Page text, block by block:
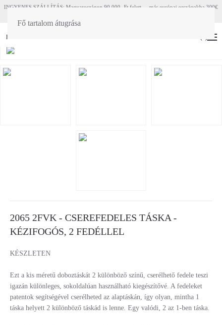
Fő tartalom átugrása
HU
INGYENES SZÁLLÍTÁS: Magyaroszágon 90 000.-Ft felett - más európai országokba 300€
2065 2FVK - CSEREFEDELES TÁSKA -
KÉZIFOGÓS, 2 FEDÉLLEL
KÉSZLETEN
Ezt a kis méretű doboztáskát 2 különböző színű, cserélhető fedele teszi
igazán különleges, sokoldalúan használható kiegészítővé. A fedeleket
patentok segítségével cserélheted az alaptáskán, így olyan, mintha 1
táska helyett 2 különböző táskád is lenne. Egy valódi, 2 az 1-ben táska.